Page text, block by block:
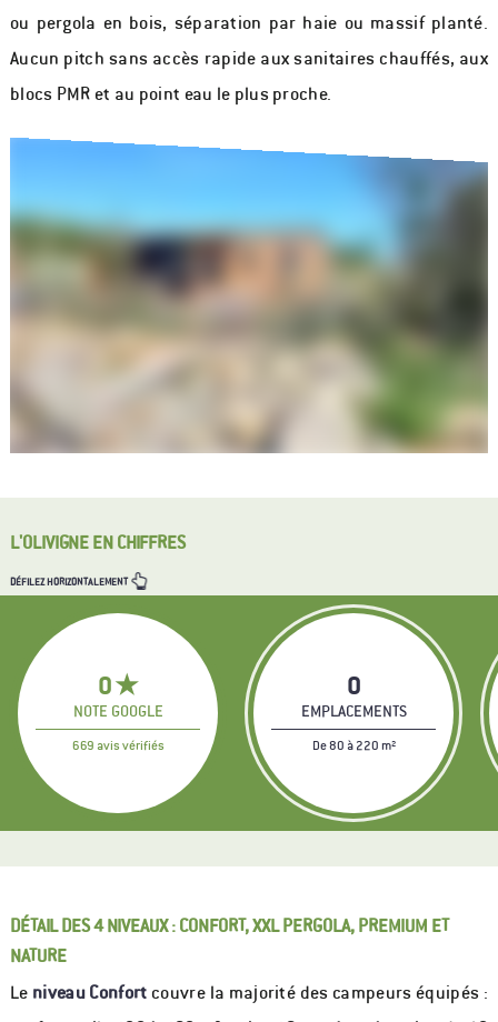
ou pergola en bois, séparation par haie ou massif planté.
Aucun pitch sans accès rapide aux sanitaires chauffés, aux
blocs PMR et au point eau le plus proche.
L'OLIVIGNE EN CHIFFRES
DÉFILEZ HORIZONTALEMENT
0★
NOTE GOOGLE
669 avis vérifiés
0
EMPLACEMENTS
De 80 à 220 m²
DÉTAIL DES 4 NIVEAUX : CONFORT, XXL PERGOLA, PREMIUM ET
NATURE
Le niveau Confortcouvre la majorité des campeurs équipés :